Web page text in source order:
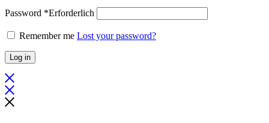
Password *Erforderlich
Remember me Lost your password?
Log in